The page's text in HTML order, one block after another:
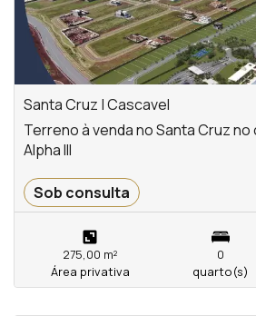
Santa Cruz | Cascavel
Terreno à venda no Santa Cruz
Alpha III
Sob consulta
275,00 m²
Área privativa
0
quarto(s)